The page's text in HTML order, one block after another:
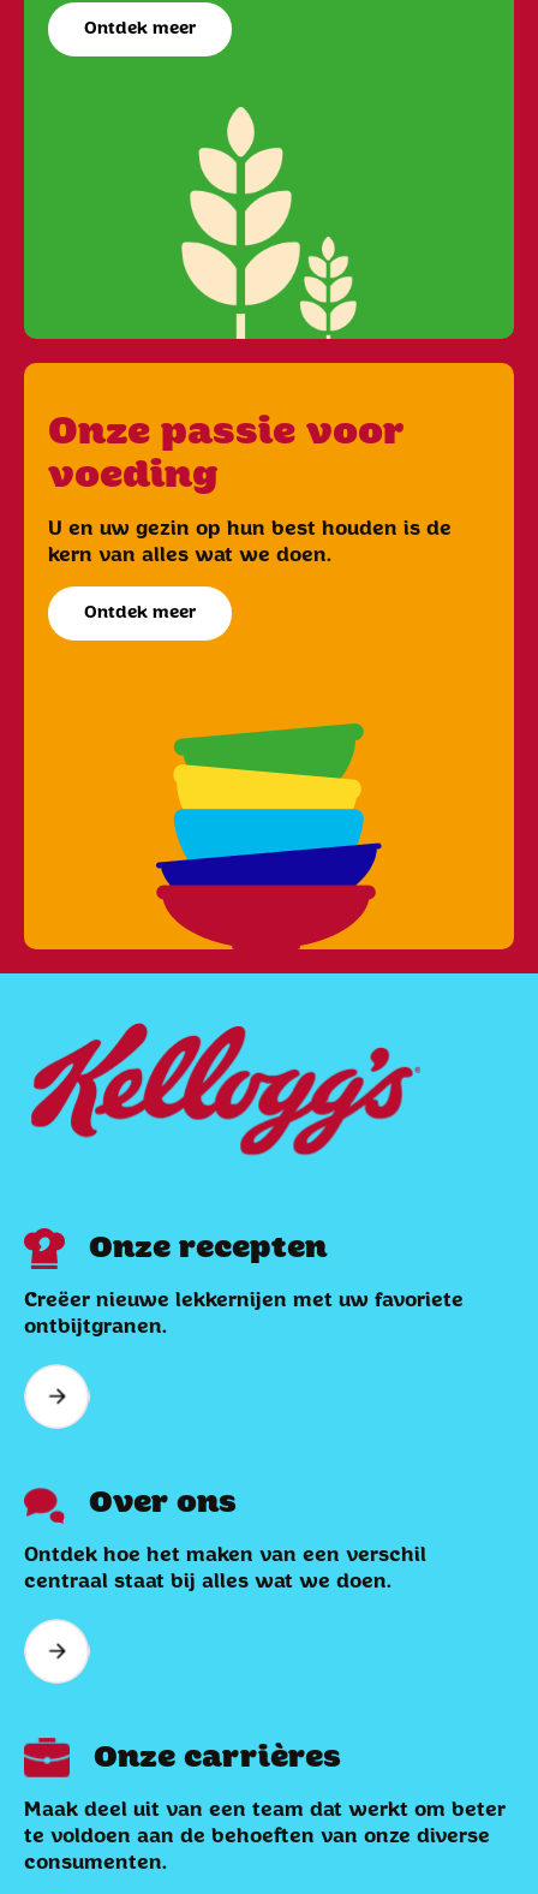
Ontdek meer
Onze passie voor
voeding
U en uw gezin op hun best houden is de
kern van alles wat we doen.
Ontdek meer
Onze recepten
Creëer nieuwe lekkernijen met uw favoriete
ontbijtgranen.
Over ons
Ontdek hoe het maken van een verschil
centraal staat bij alles wat we doen.
Onze carrières
Maak deel uit van een team dat werkt om beter
te voldoen aan de behoeften van onze diverse
consumenten.